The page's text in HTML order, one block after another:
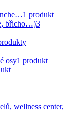
1 produkt
břicho…)3
osy1 produkt
wellness center,